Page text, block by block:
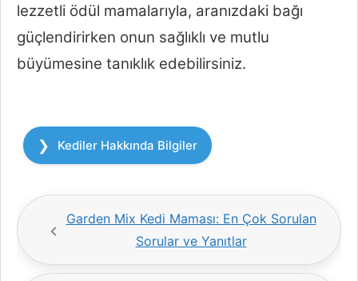
lezzetli ödül mamalarıyla, aranızdaki bağı
güçlendirirken onun sağlıklı ve mutlu
büyümesine tanıklık edebilirsiniz.
Kategoriler
Kediler Hakkında Bilgiler
Garden Mix Kedi Maması: En Çok Sorulan
Sorular ve Yanıtlar